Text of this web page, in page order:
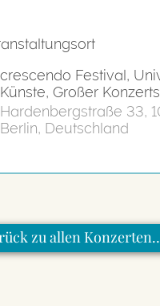
crescendo Festival,
Künste, Großer
Hardenbergstraße 33,
Berlin, Deutschland
zu allen